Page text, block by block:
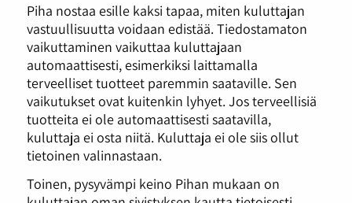
Piha nostaa esille kaksi tapaa, miten kuluttajan
vastuullisuutta voidaan edistää. Tiedostamaton
vaikuttaminen vaikuttaa kuluttajaan
automaattisesti, esimerkiksi laittamalla
terveelliset tuotteet paremmin saataville. Sen
vaikutukset ovat kuitenkin lyhyet. Jos terveellisiä
tuotteita ei ole automaattisesti saatavilla,
kuluttaja ei osta niitä. Kuluttaja ei ole siis ollut
tietoinen valinnastaan.
Toinen, pysyvämpi keino Pihan mukaan on